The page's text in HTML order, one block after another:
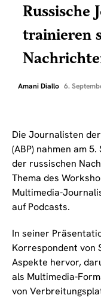
Russische
trainieren
Amani Diallo 6.
Die Journalisten
(ABP) nahmen am
der russischen
Thema des
Multimedia-
auf Podcasts.
In seiner
Korrespondent von
Aspekte hervor,
als Multimedia-
von